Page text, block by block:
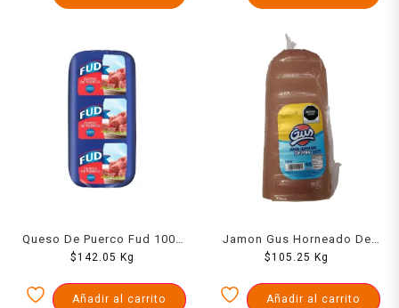
Queso De Puerco Fud 1000
Grs
$142.05 Kg
Añadir al carrito
Jamon Gus Horneado De
Pavo Prensado 1000 Grs
$105.25 Kg
Añadir al carrito